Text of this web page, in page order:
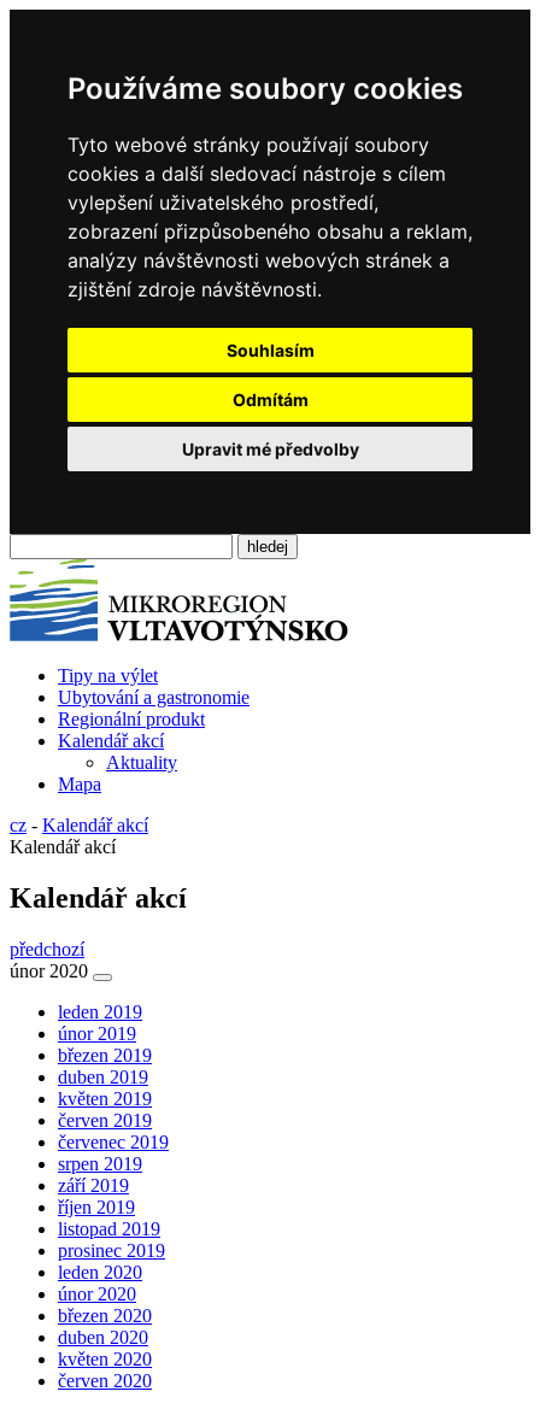
Používáme soubory cookies
Tyto webové stránky používají soubory
cookies a další sledovací nástroje s cílem
vylepšení uživatelského prostředí,
zobrazení přizpůsobeného obsahu a reklam,
analýzy návštěvnosti webových stránek a
zjištění zdroje návštěvnosti.
Souhlasím
Odmítám
Upravit mé předvolby
Tipy na výlet
Ubytování a gastronomie
Regionální produkt
Kalendář akcí
Aktuality
Mapa
cz - Kalendář akcí
Kalendář akcí
Kalendář akcí
předchozí
únor 2020
leden 2019
únor 2019
březen 2019
duben 2019
květen 2019
červen 2019
červenec 2019
srpen 2019
září 2019
říjen 2019
listopad 2019
prosinec 2019
leden 2020
únor 2020
březen 2020
duben 2020
květen 2020
červen 2020